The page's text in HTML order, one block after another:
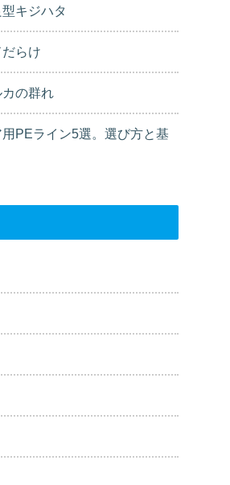
キジハタ
らけ
の群れ
PEライン5選。選び方と基